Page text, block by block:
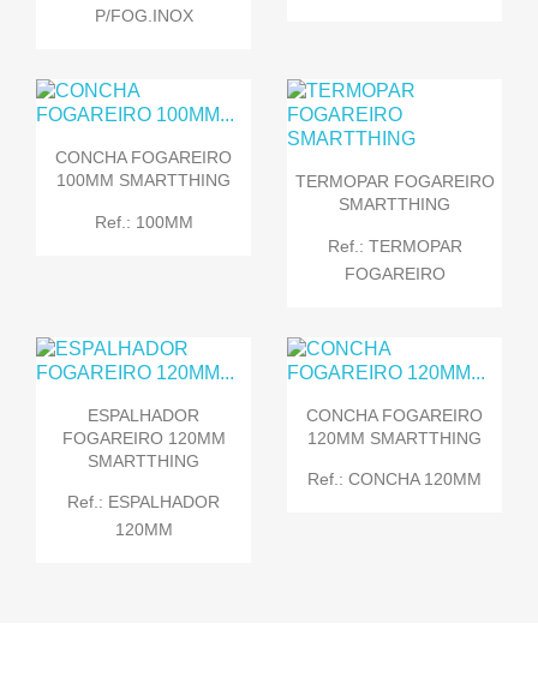
P/FOG.INOX
CONCHA FOGAREIRO
100MM SMARTTHING
Ref.: 100MM
TERMOPAR FOGAREIRO
SMARTTHING
Ref.: TERMOPAR
FOGAREIRO
ESPALHADOR
FOGAREIRO 120MM
SMARTTHING
Ref.: ESPALHADOR
120MM
CONCHA FOGAREIRO
120MM SMARTTHING
Ref.: CONCHA 120MM